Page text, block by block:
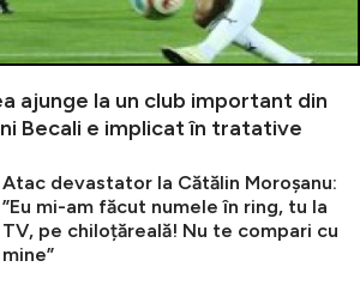
ajunge la un club important din
Becali e implicat în tratative
Atac devastator la Cătălin Moroșanu:
”Eu mi-am făcut numele în ring, tu la
TV, pe chiloțăreală! Nu te compari cu
mine”